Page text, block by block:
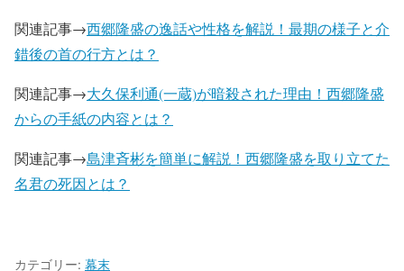
関連記事→西郷隆盛の逸話や性格を解説！最期の様子と介
錯後の首の行方とは？
関連記事→大久保利通(一蔵)が暗殺された理由！西郷隆盛
からの手紙の内容とは？
関連記事→島津斉彬を簡単に解説！西郷隆盛を取り立てた
名君の死因とは？
カテゴリー: 幕末